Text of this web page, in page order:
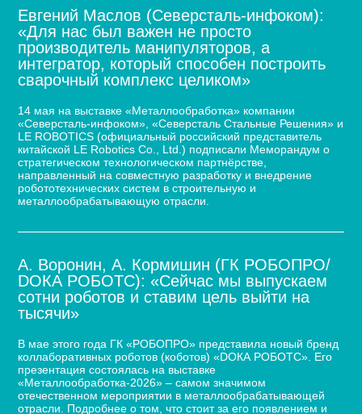
Евгений Маслов (Северсталь-инфоком):
«Для нас был важен не просто
производитель манипуляторов, а
интегратор, который способен построить
сварочный комплекс целиком»
14 мая на выставке «Металлообработка» компании
«Северсталь-инфоком», «Северсталь Стальные Решения» и
LE ROBOTICS (официальный российский представитель
китайской LE Robotics Co., Ltd.) подписали Меморандум о
стратегическом технологическом партнёрстве,
направленный на совместную разработку и внедрение
робототехнических систем в строительную и
металлообрабатывающую отрасли.
А. Воронин, А. Кормишин (ГК РОБОПРО/
DOКА РОБОТС): «Сейчас мы выпускаем
сотни роботов и ставим цель выйти на
тысячи»
В мае этого года ГК «РОБОПРО» представила новый бренд
коллаборативных роботов (коботов) «DОКА РОБОТС». Его
презентация состоялась на выставке
«Металлообработка-2026» – самом значимом
отечественном мероприятии в металлообрабатывающей
отрасли. Подробнее о том, что стоит за его появлением и